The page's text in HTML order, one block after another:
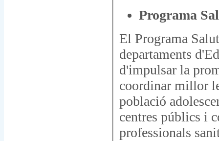
Programa
El Programa
departaments
d'impulsar la
coordinar millor
població
centres públics i
professionals